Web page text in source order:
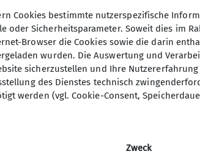
Lob an
und
und
Cookies bestimmte nutzerspezifische
Sicherheitsparameter. Soweit dies im
Browser die Cookies sowie die darin
wurden. Die Auswertung und
sicherzustellen und Ihre
des Dienstes technisch
werden (vgl. Cookie-Consent,
Zweck